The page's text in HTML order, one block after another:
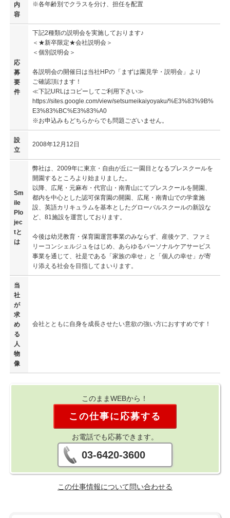
内
容
※各年齢別でクラスを分け、担任を配置
応
募
要
件
下記2種類の説明会を実施しております♪
＜★新卒限定★会社説明会＞
＜個別説明会＞
各説明会の開催日は当社HPの「まずは園見学・説明会」より
ご確認頂けます！
≪下記URLはコピーしてご利用下さい≫
https://sites.google.com/view/setsumeikaiyoyaku/%E3%83%9B%
E3%83%BC%E3%83%A0
※お申込みもどちらからでも問題ございません。
設
立
2008年12月12日
Sm
ile
Plo
jec
tと
は
弊社は、2009年に東京・自由が丘に一園目となるプレスクールを
開園するところより始まりました。
以降、広尾・元麻布・代官山・南青山にてプレスクールを開園、
都内を中心とした認可保育園の開園、広尾・南青山での学童施
設、英語カリキュラムを基本としたグローバルスクールの新設な
ど、81施設を運営しております。
今後は幼児教育・保育園運営事業のみならず、産後ケア、ファミ
リーコンシェルジュをはじめ、あらゆるパーソナルケアサービス
事業を通じて、社是である「家族の幸せ」と「個人の幸せ」が寄
り添える社会を目指してまいります。
当
社
が
求
め
る
人
物
像
会社とともに自身を成長させたい意欲の強い方におすすめです！
このままWEBから！
この仕事に応募する
お電話でも応募できます。
03-6420-3600
この仕事情報について問い合わせる